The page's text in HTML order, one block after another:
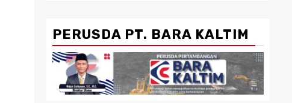
PERUSDA PT. BARA KALTIM